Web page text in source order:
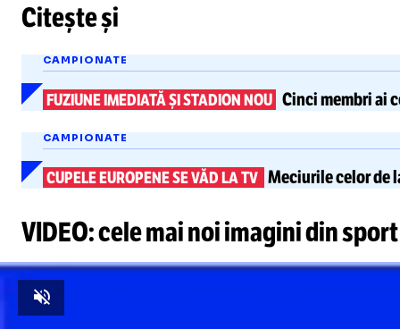
Unmute
Citește și
CAMPIONATE
FUZIUNE IMEDIATĂ ȘI STADION NOU Cinci membri ai
CAMPIONATE
CUPELE EUROPENE SE VĂD LA TV Meciurile celor de
VIDEO: cele mai noi imagini din sport
Unmute